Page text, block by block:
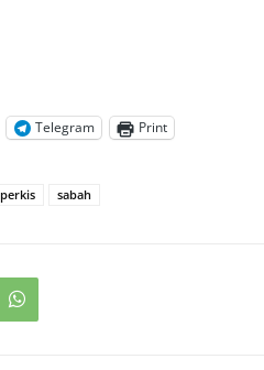
Telegram Print
perkis sabah